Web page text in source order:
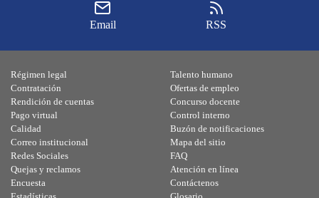
Email RSS
Régimen legal
Contratación
Rendición de cuentas
Pago virtual
Calidad
Talento humano
Ofertas de empleo
Concurso docente
Control interno
Buzón de notificaciones
Correo institucional
Redes Sociales
Quejas y reclamos
Encuesta
Mapa del sitio
FAQ
Atención en línea
Contáctenos